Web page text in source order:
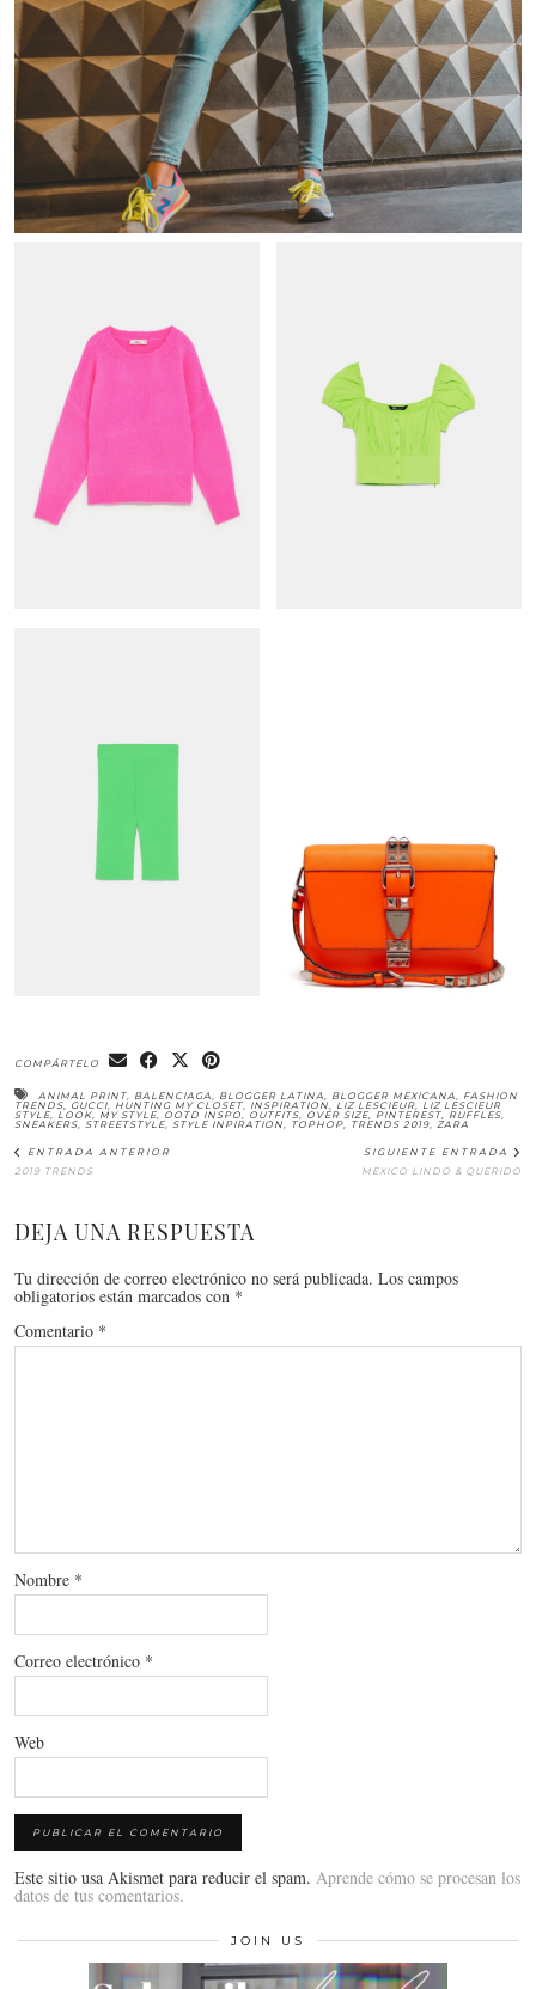
COMPÁRTELO
ANIMAL PRINT BALENCIAGA BLOGGER LATINA BLOGGER MEXICANA
FASHION
TRENDS
GUCCI HUNTING MY CLOSET INSPIRATION LIZ LESCIEUR
LIZ LESCIEUR
STYLE
LOOK MY STYLE OOTD INSPO OUTFITS OVER SIZE PINTEREST RUFFLES
SNEAKERS
STREETSTYLE STYLE INPIRATION TOPHOP TRENDS 2019 ZARA
ENTRADA ANTERIOR
2019 TRENDS
SIGUIENTE ENTRADA
MEXICO LINDO & QUERIDO
DEJA UNA RESPUESTA
Tu dirección de correo electrónico no será publicada. Los campos
obligatorios están marcados con *
Comentario *
Nombre *
Correo electrónico *
Web
Este sitio usa Akismet para reducir el spam. Aprende cómo se procesan los
datos de tus comentarios.
JOIN US